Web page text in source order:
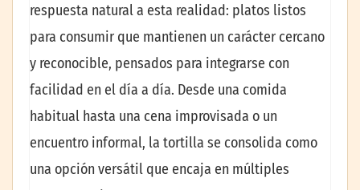
respuesta natural a esta realidad: platos listos
para consumir que mantienen un carácter cercano
y reconocible, pensados para integrarse con
facilidad en el día a día. Desde una comida
habitual hasta una cena improvisada o un
encuentro informal, la tortilla se consolida como
una opción versátil que encaja en múltiples